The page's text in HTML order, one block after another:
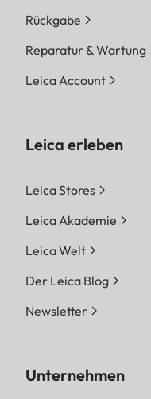
Rückgabe
Reparatur & Wartung
Leica Account
Leica erleben
Leica Stores
Leica Akademie
Leica Welt
Der Leica Blog
Newsletter
Unternehmen